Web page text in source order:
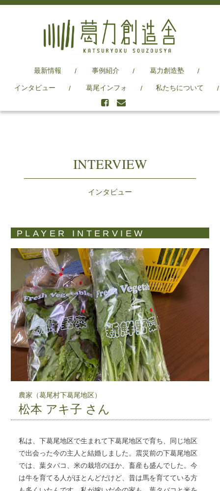
最新情報 事例紹介 葛力創造塾
インタビュー 葛尾インフォ 私たちについて
INTERVIEW
インタビュー
PLAYER INTERVIEW
農家（葛尾村下葛尾地区）
松本 アキ子 さん
私は、下葛尾地区で生まれて下葛尾地区で育ち、同じ地区
で出会った今の主人と結婚しました。震災前の下葛尾地区
では、葉タバコ、米の栽培のほか、畜産も盛んでした。今
は牛を育てる人がほとんどだけど、昔は馬を育てている方